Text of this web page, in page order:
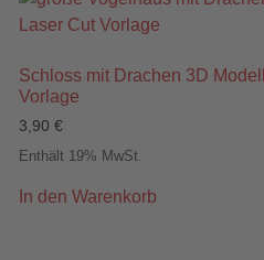
Schloss mit Drachen 3D
Vorlage
3,90 €
Enthält 19% MwSt.
In den Warenkorb